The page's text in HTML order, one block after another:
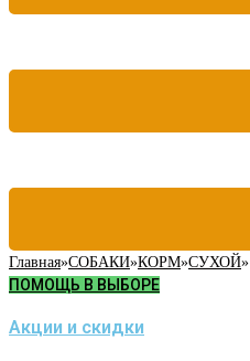
Главная»СОБАКИ»КОРМ»СУХОЙ»
ПОМОЩЬ В ВЫБОРЕ
Акции и скидки